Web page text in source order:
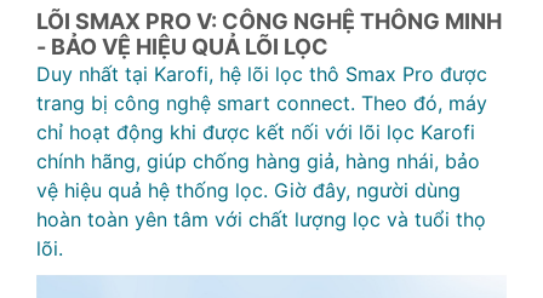
LÕI SMAX PRO V: CÔNG NGHỆ THÔNG MINH
- BẢO VỆ HIỆU QUẢ LÕI LỌC
Duy nhất tại Karofi, hệ lõi lọc thô Smax Pro được
trang bị công nghệ smart connect. Theo đó, máy
chỉ hoạt động khi được kết nối với lõi lọc Karofi
chính hãng, giúp chống hàng giả, hàng nhái, bảo
vệ hiệu quả hệ thống lọc. Giờ đây, người dùng
hoàn toàn yên tâm với chất lượng lọc và tuổi thọ
lõi.